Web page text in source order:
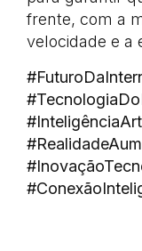
frente, com a
velocidade e a